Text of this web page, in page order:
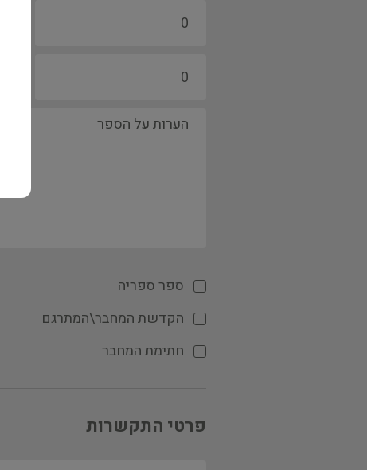
ספר ספריה
הקדשת המחבר\המתרגם
חתימת המחבר
פרטי התקשרות